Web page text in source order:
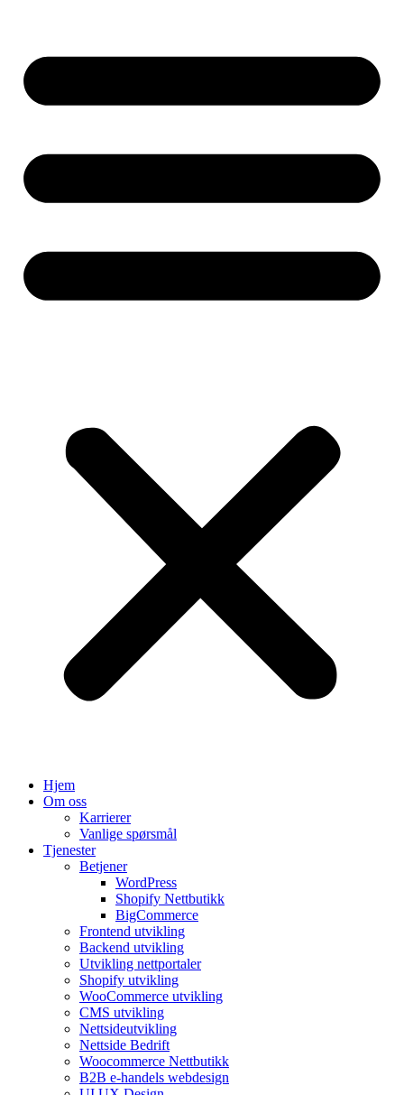
Hjem
Om oss
Karrierer
Vanlige spørsmål
Tjenester
Betjener
WordPress
Shopify Nettbutikk
BigCommerce
Frontend utvikling
Backend utvikling
Utvikling nettportaler
Shopify utvikling
WooCommerce utvikling
CMS utvikling
Nettsideutvikling
Nettside Bedrift
Woocommerce Nettbutikk
B2B e-handels webdesign